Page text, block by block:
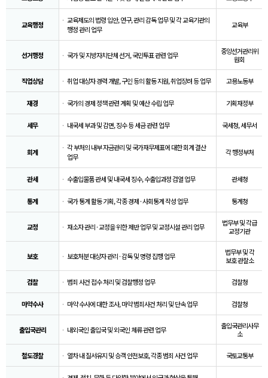
교육행정
교육제도의 법령 입안, 연구, 관리 감독 업무 및 각 교육기관의
행정 관리 업무
교육부
선거행정 국가 및 지방자치단체 선거, 국민투표 관련 업무
중앙선거관리위
원회
직업상담 취업 대상자 경력 개발, 구인 등의 활동 지원, 취업장려 등 업무 고용노동부
재경 국가의 경제 정책 관련 계획 및 예산 수립 업무 기획재정부
세무 내국세 부과 및 감면, 징수 등 세금 관련 업무 국세청, 세무서
회계
각 부처의 내부 자금관리 및 국가재무제표에 대한 회계 결산
업무
각 행정부처
관세 수출입물품 관세 및 내국세 징수, 수출입과정 검열 업무 관세청
통계 국가 통계 활동 기획, 각종 경제 · 사회통계 작성 업무 통계청
교정 재소자 관리 · 교정을 위한 제반 업무 및 교정시설 관리 업무
법무부 및 각급
교정기관
보호 보호처분 대상자 관리 · 감독 및 명령 집행 업무
법무부 및 각
보호 관찰소
검찰 범죄 사건 접수 처리 및 검찰행정 업무 검찰청
마약수사 마약 수사에 대한 조사, 마약 범죄사건 처리 및 단속 업무 검찰청
출입국관리 내외국인 출입국 및 외국인 체류 관련 업무
출입국관리사무
소
철도경찰 열차 내 질서유지 및 승객 안전보호, 각종 범죄 사건 업무 국토교통부